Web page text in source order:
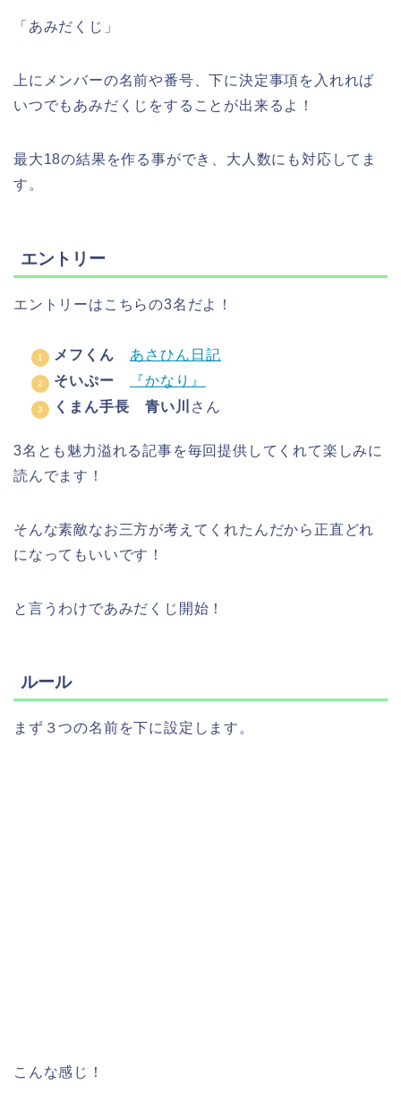
「あみだくじ」
上にメンバーの名前や番号、下に決定事項を入れれば
いつでもあみだくじをすることが出来るよ！
最大18の結果を作る事ができ、大人数にも対応してま
す。
エントリー
エントリーはこちらの3名だよ！
メフくん あさひん日記
そいぷー
『かなり』
くまん手長 青い川
さん
3名とも魅力溢れる記事を毎回提供してくれて楽しみに
読んでます！
そんな素敵なお三方が考えてくれたんだから正直どれ
になってもいいです！
と言うわけであみだくじ開始！
ルール
まず３つの名前を下に設定します。
こんな感じ！